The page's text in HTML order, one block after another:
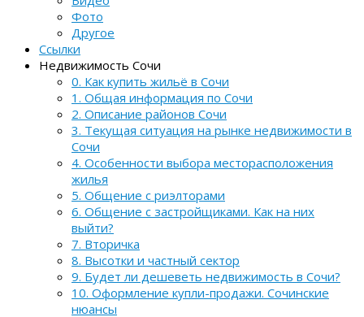
Фото
Другое
Ссылки
Недвижимость Сочи
0. Как купить жильё в Сочи
1. Общая информация по Сочи
2. Описание районов Сочи
3. Текущая ситуация на рынке недвижимости в
Сочи
4. Особенности выбора месторасположения
жилья
5. Общение с риэлторами
6. Общение с застройщиками. Как на них
выйти?
7. Вторичка
8. Высотки и частный сектор
9. Будет ли дешеветь недвижимость в Сочи?
10. Оформление купли-продажи. Сочинские
нюансы